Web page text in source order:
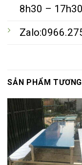
8h30 – 17h30
SẢN PHẨM